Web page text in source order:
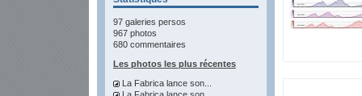
97 galeries persos
967 photos
680 commentaires
Les photos les plus récentes
La Fabrica lance son...